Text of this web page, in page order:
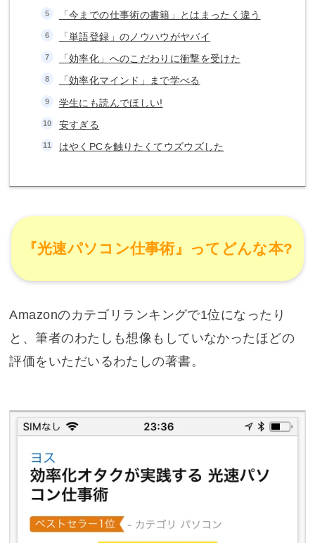
「今までの仕事術の書籍」とはまったく違う
「単語登録」のノウハウがヤバイ
「効率化」へのこだわりに衝撃を受けた
「効率化マインド」まで学べる
学生にも読んでほしい!
安すぎる
はやくPCを触りたくてウズウズした
『光速パソコン仕事術』ってどんな本?
Amazonのカテゴリランキングで1位になったり
と、筆者のわたしも想像もしていなかったほどの
評価をいただいるわたしの著書。